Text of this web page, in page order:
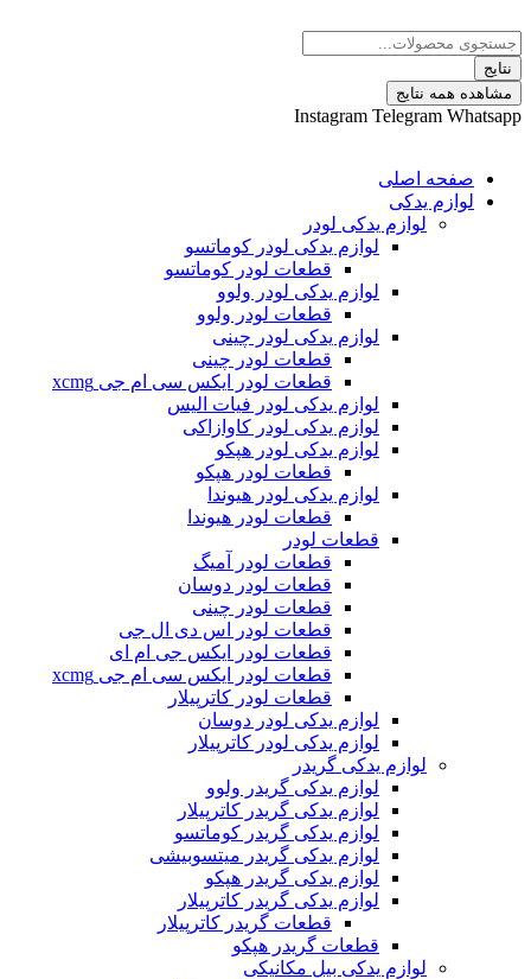
نتایج
Instagram Telegram
اصلی
یدکی
لوازم یدکی لودر
لوازم یدکی لودر کوماتسو
قطعات لودر کوماتسو
لوازم یدکی لودر ولوو
قطعات لودر ولوو
لوازم یدکی لودر چینی
قطعات لودر چینی
قطعات لودر ایکس سی ام جی xcmg
لوازم یدکی لودر فیات الیس
لوازم یدکی لودر کاوازاکی
لوازم یدکی لودر هپکو
قطعات لودر هپکو
لوازم یدکی لودر هیوندا
قطعات لودر هیوندا
قطعات لودر
قطعات لودر آمیگ
قطعات لودر دوسان
قطعات لودر چینی
قطعات لودر اس دی ال جی
قطعات لودر ایکس جی ام ای
قطعات لودر ایکس سی ام جی xcmg
قطعات لودر کاترپیلار
لوازم یدکی لودر دوسان
لوازم یدکی لودر کاترپیلار
لوازم یدکی گریدر
لوازم یدکی گریدر ولوو
لوازم یدکی گریدر کاترپیلار
لوازم یدکی گریدر کوماتسو
لوازم یدکی گریدر میتسوبیشی
لوازم یدکی گریدر هپکو
لوازم یدکی گریدر کاترپیلار
قطعات گریدر کاترپیلار
قطعات گریدر هپکو
لوازم یدکی بیل مکانیکی